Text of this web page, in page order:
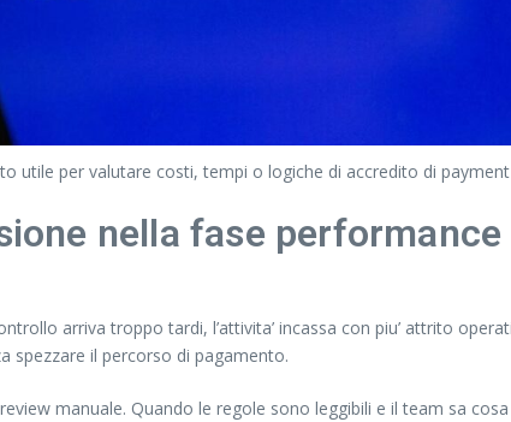
utile per valutare costi, tempi o logiche di accredito di
nella fase
arriva troppo tardi, l’attivita’ incassa con piu’ attrito
spezzare il percorso di pagamento.
manuale. Quando le regole sono leggibili e il team sa